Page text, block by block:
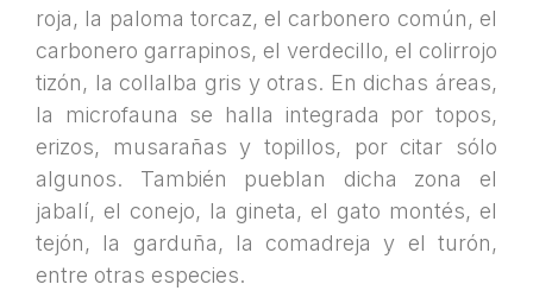
roja, la paloma torcaz, el carbonero común, el
carbonero garrapinos, el verdecillo, el colirrojo
tizón, la collalba gris y otras. En dichas áreas,
la microfauna se halla integrada por topos,
erizos, musarañas y topillos, por citar sólo
algunos. También pueblan dicha zona el
jabalí, el conejo, la gineta, el gato montés, el
tejón, la garduña, la comadreja y el turón,
entre otras especies.